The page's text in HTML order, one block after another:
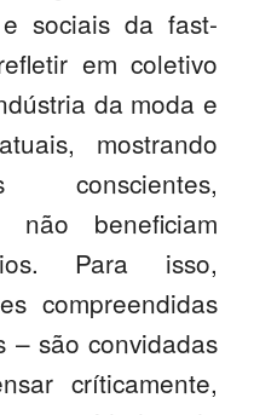
sociais da fast-
em coletivo
da moda e
mostrando
conscientes,
beneficiam
Para isso,
compreendidas
– são convidadas
críticamente,